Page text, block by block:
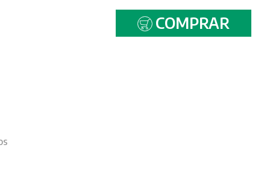
COMPRAR